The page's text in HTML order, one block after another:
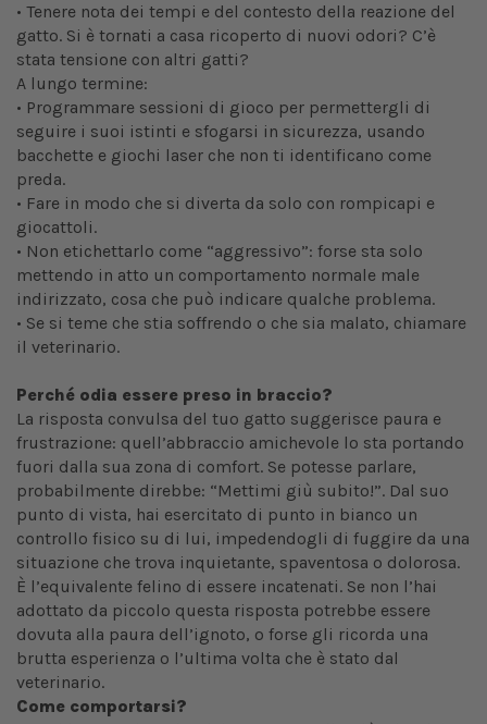
• Tenere nota dei tempi e del contesto della reazione del
gatto. Si è tornati a casa ricoperto di nuovi odori? C’è
stata tensione con altri gatti?
A lungo termine:
• Programmare sessioni di gioco per permettergli di
seguire i suoi istinti e sfogarsi in sicurezza, usando
bacchette e giochi laser che non ti identificano come
preda.
• Fare in modo che si diverta da solo con rompicapi e
giocattoli.
• Non etichettarlo come “aggressivo”: forse sta solo
mettendo in atto un comportamento normale male
indirizzato, cosa che può indicare qualche problema.
• Se si teme che stia soffrendo o che sia malato, chiamare
il veterinario.
Perché odia essere preso in braccio?
La risposta convulsa del tuo gatto suggerisce paura e
frustrazione: quell’abbraccio amichevole lo sta portando
fuori dalla sua zona di comfort. Se potesse parlare,
probabilmente direbbe: “Mettimi giù subito!”. Dal suo
punto di vista, hai esercitato di punto in bianco un
controllo fisico su di lui, impedendogli di fuggire da una
situazione che trova inquietante, spaventosa o dolorosa.
È l’equivalente felino di essere incatenati. Se non l’hai
adottato da piccolo questa risposta potrebbe essere
dovuta alla paura dell’ignoto, o forse gli ricorda una
brutta esperienza o l’ultima volta che è stato dal
veterinario.
Come comportarsi?